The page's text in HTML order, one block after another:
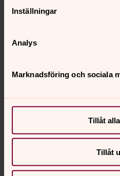
Inställningar
Analys
Marknadsföring och sociala
Tillåt
Tillåt
Öppna förskolan,
UNGDOMKonfirmation,
Och mer därtill ...
Salems församling